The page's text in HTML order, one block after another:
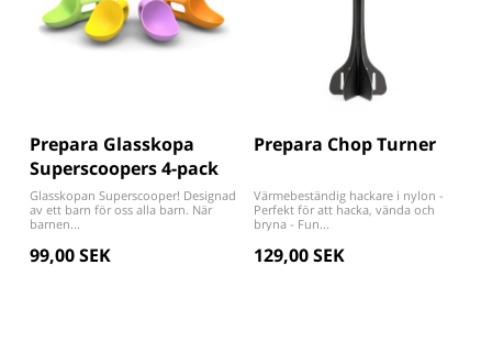
Prepara Glasskopa
Superscoopers 4-pack
Glasskopan Superscooper! Designad
av ett barn för oss alla barn. När
barnen...
99,00 SEK
Prepara Chop Turner
Värmebeständig hackare i nylon -
Perfekt för att hacka, vända och
bryna - Fun...
129,00 SEK